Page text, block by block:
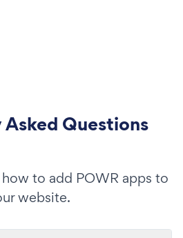
Questions
to add POWR apps to
website.